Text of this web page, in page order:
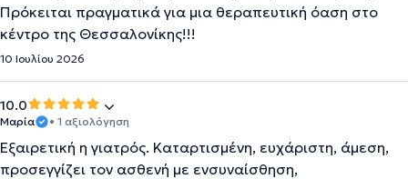
Πρόκειται πραγματικά για μια θεραπευτική όαση στο
κέντρο της Θεσσαλονίκης!!!
10 Ιουλίου 2026
10.0
Μαρία • 1 αξιολόγηση
Εξαιρετική η γιατρός. Καταρτισμένη, ευχάριστη, άμεση,
προσεγγίζει τον ασθενή με ενσυναίσθηση,